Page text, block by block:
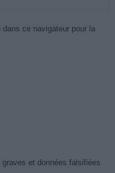
ce navigateur pour la
et données falsifiées